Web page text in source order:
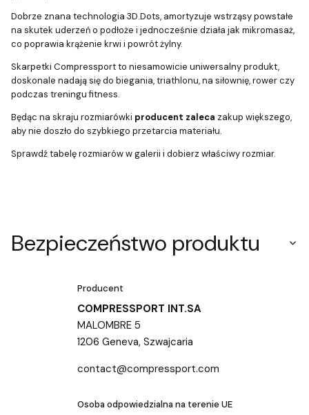
Dobrze znana technologia 3D.Dots, amortyzuje wstrząsy powstałe
na skutek uderzeń o podłoże i jednocześnie działa jak mikromasaż,
co poprawia krążenie krwi i powrót żylny.
Skarpetki Compressport to niesamowicie uniwersalny produkt,
doskonale nadają się do biegania, triathlonu, na siłownię, rower czy
podczas treningu fitness.
Będąc na skraju rozmiarówki producent zaleca zakup większego,
aby nie doszło do szybkiego przetarcia materiału.
Sprawdź tabelę rozmiarów w galerii i dobierz właściwy rozmiar.
Bezpieczeństwo produktu
Producent
COMPRESSPORT INT.SA
MALOMBRE 5
1206 Geneva, Szwajcaria
contact@compressport.com
Osoba odpowiedzialna na terenie UE